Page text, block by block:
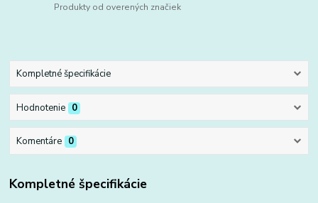
Produkty od overených značiek
Kompletné špecifikácie
Hodnotenie 0
Komentáre 0
Kompletné špecifikácie